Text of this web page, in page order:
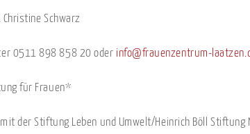
Christine Schwarz
0511 898 858 20 oder info@frauenzentrum-
für Frauen*
mit der Stiftung Leben und Umwelt/Heinrich Böll Stiftung